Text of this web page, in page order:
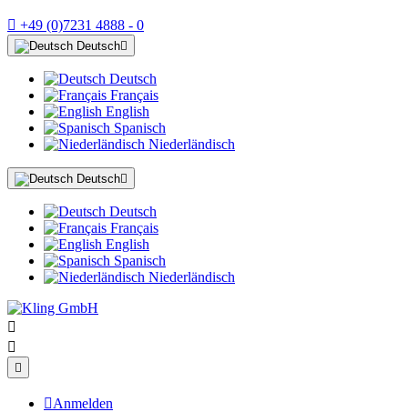
 +49 (0)7231 4888 - 0
Deutsch
Deutsch
Français
English
Spanisch
Niederländisch
Deutsch
Deutsch
Français
English
Spanisch
Niederländisch



Anmelden